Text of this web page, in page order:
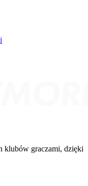
klubów graczami, dzięki